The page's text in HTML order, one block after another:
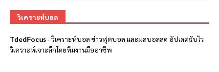
วิเคราะห์บอล
TdedFocus-วิเคราะห์บอล ข่าวฟุตบอล และผลบอลสด อัปเดตฉับไว
วิเคราะห์เจาะลึกโดยทีมงานมืออาชีพ